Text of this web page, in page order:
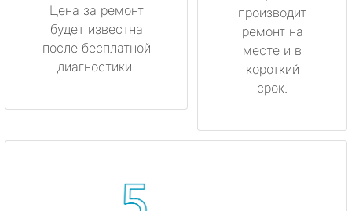
Цена за ремонт
будет известна
после бесплатной
диагностики.
производит
ремонт на
месте и в
короткий
срок.